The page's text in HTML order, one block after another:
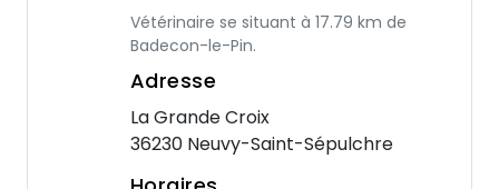
Vétérinaire se situant à 17.79 km de
Badecon-le-Pin.
Adresse
La Grande Croix
36230 Neuvy-Saint-Sépulchre